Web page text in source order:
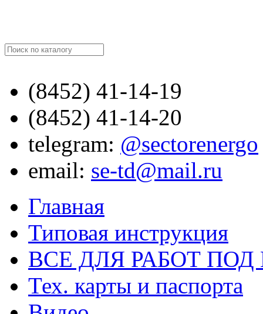
(8452) 41-14-19
(8452) 41-14-20
telegram: @sectorenergo
email: se-td@mail.ru
Главная
Типовая инструкция
ВСЕ ДЛЯ РАБОТ
Тех. карты и паспорта